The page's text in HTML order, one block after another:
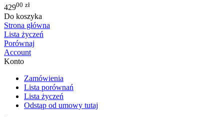
42900 zł
Do koszyka
Strona główna
Lista życzeń
Porównaj
Account
Konto
Zamówienia
Lista porównań
Lista życzeń
Odstąp od umowy tutaj